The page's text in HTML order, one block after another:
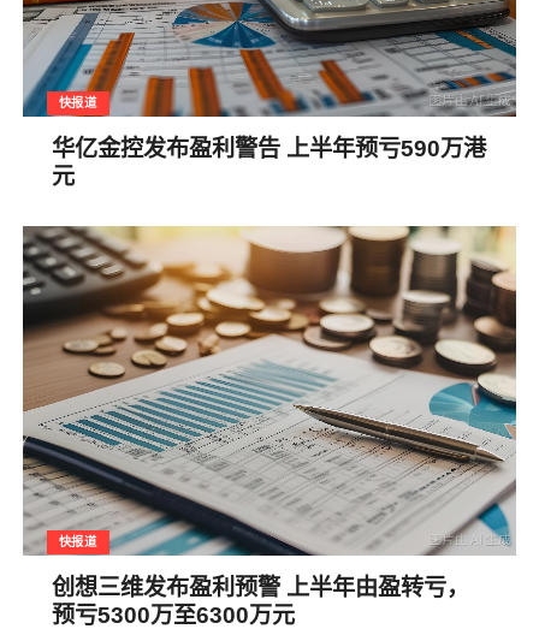
快报道
华亿金控发布盈利警告 上半年预亏590万港
元
快报道
创想三维发布盈利预警 上半年由盈转亏，
预亏5300万至6300万元